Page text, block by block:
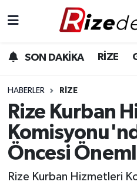
SON DAKİKA RİZE
HABERLER RIZE
Rize Kurban
Öncesi
Rize Kurban Hizmetleri
Gündem
Yurttan Haberler
Ekonomi
Rize Hava Durumu
Rize Trafik Yoğunluk
Süper Lig Puan